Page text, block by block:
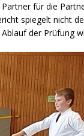
für die
spiegelt nicht
Ablauf der Prüfung